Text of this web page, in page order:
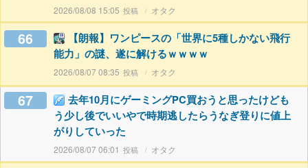
2026/08/08 15:05 オタク
66
【朗報】ワンピースの「世界に5種しかない飛行
能力」の謎、遂に解けるｗｗｗｗ
2026/08/07 08:35 オタク
67
去年10月にゲーミングPC買おうと思ったけども
う少し後でいいやで時期逃したらうなぎ登りに値上
がりしていった
2026/08/07 06:01 オタク